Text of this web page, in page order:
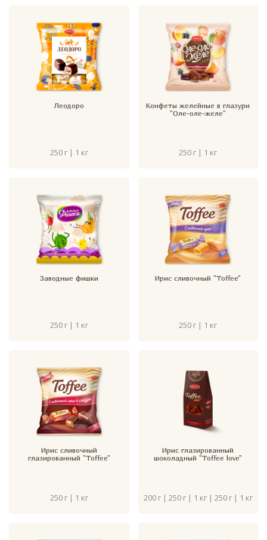
Леодоро
250 г | 1 кг
Конфеты желейные в глазури
"Оле-оле-желе"
250 г | 1 кг
Заводные фишки
250 г | 1 кг
Ирис сливочный "Toffee"
250 г | 1 кг
Ирис сливочный
глазированный "Toffee"
250 г | 1 кг
Ирис глазированный
шоколадный "Toffee love"
200 г | 250 г | 1 кг | 250 г | 1 кг